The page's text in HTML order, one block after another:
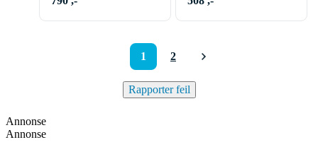
1 2
Rapporter feil
Annonse
Annonse